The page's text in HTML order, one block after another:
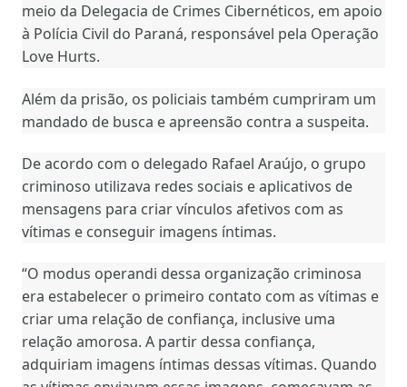
meio da Delegacia de Crimes Cibernéticos, em apoio
à Polícia Civil do Paraná, responsável pela Operação
Love Hurts.
Além da prisão, os policiais também cumpriram um
mandado de busca e apreensão contra a suspeita.
De acordo com o delegado Rafael Araújo, o grupo
criminoso utilizava redes sociais e aplicativos de
mensagens para criar vínculos afetivos com as
vítimas e conseguir imagens íntimas.
“O modus operandi dessa organização criminosa
era estabelecer o primeiro contato com as vítimas e
criar uma relação de confiança, inclusive uma
relação amorosa. A partir dessa confiança,
adquiriam imagens íntimas dessas vítimas. Quando